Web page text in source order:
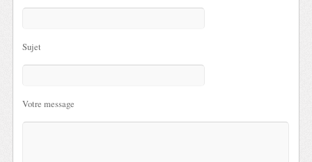
Sujet
Votre message